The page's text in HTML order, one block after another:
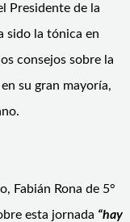
Presidente de la
sido la tónica en
consejos sobre la
su gran mayoría,
Fabián Rona de 5°
esta jornada “hay